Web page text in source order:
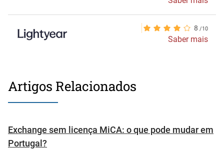
8
Saber mais
Artigos Relacionados
Exchange sem licença MiCA: o que pode mudar em
Portugal?